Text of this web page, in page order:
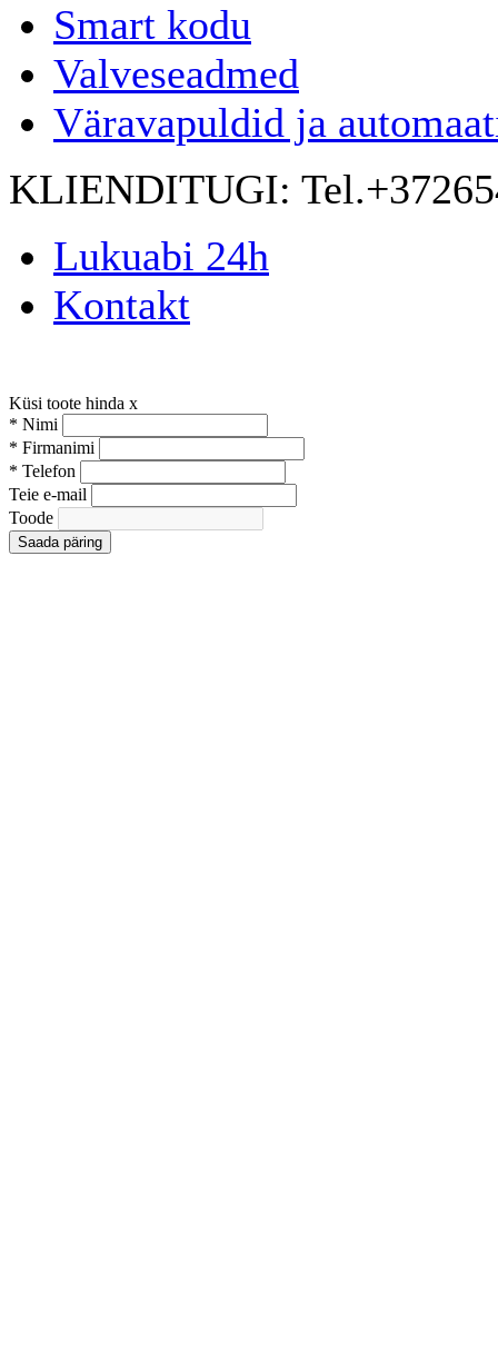
Smart kodu
Valveseadmed
Väravapuldid ja
KLIENDITUGI:
Lukuabi 24h
Kontakt
Küsi toote hinda x
* Nimi
* Firmanimi
* Telefon
Teie e-mail
Toode